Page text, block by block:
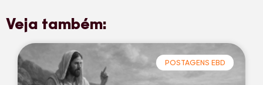
Veja também:
POSTAGENS EBD